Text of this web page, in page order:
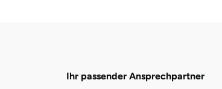
Ihr passender Ansprechpartner